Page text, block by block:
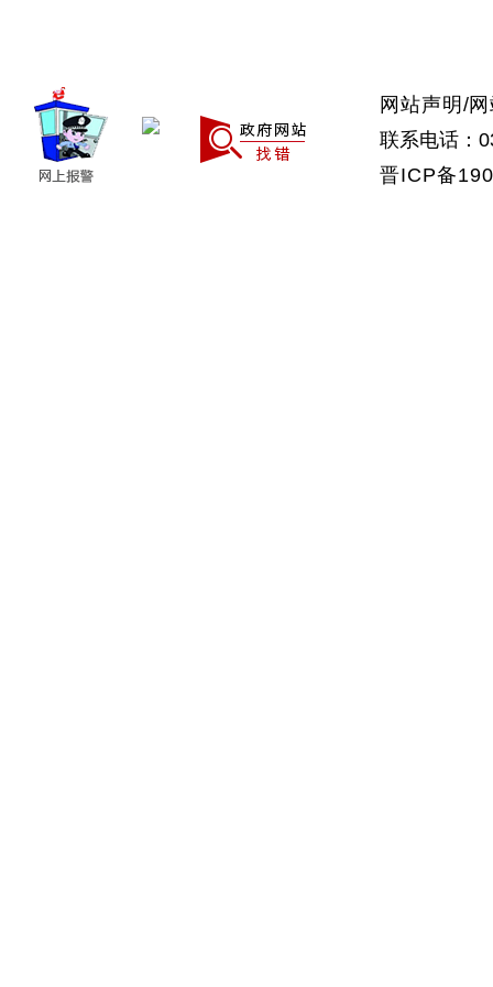
网站声明 /
联系电话：
晋ICP备